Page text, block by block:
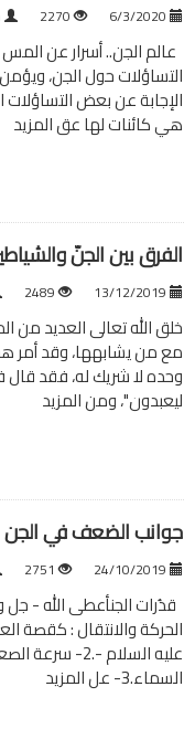
2270
عالم الجن.. أسرار عن
الإجابة عن بعض
هي كائنات لها عقالمزيد
الفرق بين الجنّ
2489
خلق الله تعالى العديد
مع من يشابهها، وقد أمر
وحده لا شريك له، فقد قال
ليعبدون"، ومنالمزيد
جوانب الضعف في الجن
2751
الحركة والانتقال : كقصة
عليه السلام
السماء.3- عل المزيد